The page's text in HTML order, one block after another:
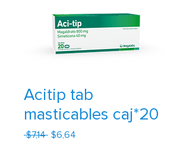
Acitip tab
masticables caj*20
$7,14 Precio
$6,64